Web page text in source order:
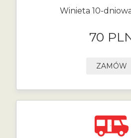
Winieta 10-
70
ZAMÓW